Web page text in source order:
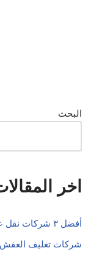
البحث
اخر
أفضل ٣ شركات نقل عفش في جدة لعام ٢٠٢٥ م
شركات تغليف العفش